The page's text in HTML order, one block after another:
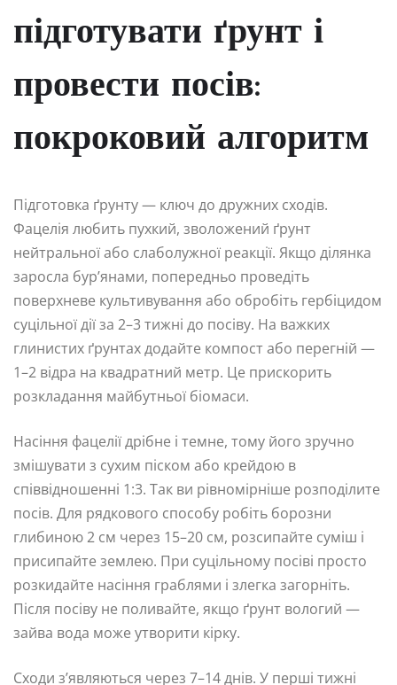
підготувати ґрунт і
провести посів:
покроковий алгоритм
Підготовка ґрунту — ключ до дружних сходів.
Фацелія любить пухкий, зволожений ґрунт
нейтральної або слаболужної реакції. Якщо ділянка
заросла бур’янами, попередньо проведіть
поверхневе культивування або обробіть гербіцидом
суцільної дії за 2–3 тижні до посіву. На важких
глинистих ґрунтах додайте компост або перегній —
1–2 відра на квадратний метр. Це прискорить
розкладання майбутньої біомаси.
Насіння фацелії дрібне і темне, тому його зручно
змішувати з сухим піском або крейдою в
співвідношенні 1:3. Так ви рівномірніше розподілите
посів. Для рядкового способу робіть борозни
глибиною 2 см через 15–20 см, розсипайте суміш і
присипайте землею. При суцільному посіві просто
розкидайте насіння граблями і злегка загорніть.
Після посіву не поливайте, якщо ґрунт вологий —
зайва вода може утворити кірку.
Сходи з’являються через 7–14 днів. У перші тижні